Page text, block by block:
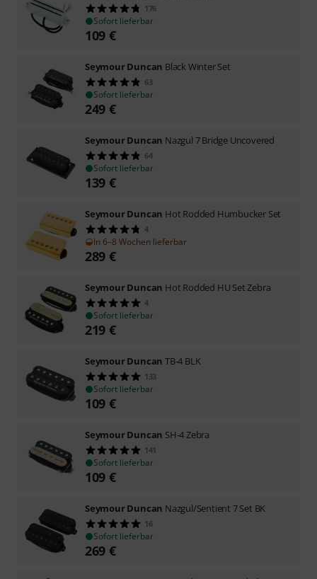
176
Sofort lieferbar
109 €
Seymour Duncan Black Winter Set
63
Sofort lieferbar
249 €
Seymour Duncan Nazgul 7 Bridge Uncovered
64
Sofort lieferbar
139 €
Seymour Duncan Hot Rodded Humbucker Set
4
In 6–8 Wochen lieferbar
289 €
Seymour Duncan Hot Rodded HU Set Zebra
4
Sofort lieferbar
219 €
Seymour Duncan TB-4 BLK
133
Sofort lieferbar
109 €
Seymour Duncan SH-4 Zebra
141
Sofort lieferbar
109 €
Seymour Duncan Nazgul/Sentient 7 Set BK
16
Sofort lieferbar
269 €